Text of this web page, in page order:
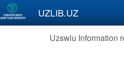
Skip to main content
UZLIB.UZ
Uzswlu Information